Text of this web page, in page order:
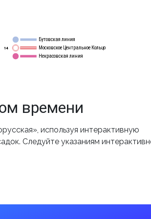
Бутовская линия
Московское Центральное Кольцо
Некрасовская линия
14
времени
используя интерактивную
Следуйте указаниям